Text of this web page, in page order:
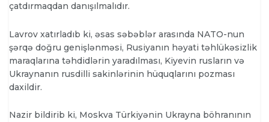
çatdırmaqdan danışılmalıdır.
Lavrov xatırladıb ki, əsas səbəblər arasında NATO-nun
şərqə doğru genişlənməsi, Rusiyanın həyati təhlükəsizlik
maraqlarına təhdidlərin yaradılması, Kiyevin rusların və
Ukraynanın rusdilli sakinlərinin hüquqlarını pozması
daxildir.
Nazir bildirib ki, Moskva Türkiyənin Ukrayna böhranının